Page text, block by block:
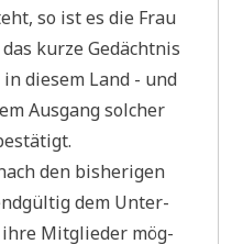
so ist es die Frau
kur­ze Gedächt­nis
die­sem Land - und
Aus­gang sol­cher
den bis­he­ri­gen
dem Unter­
ihre Mit­glie­der mög­